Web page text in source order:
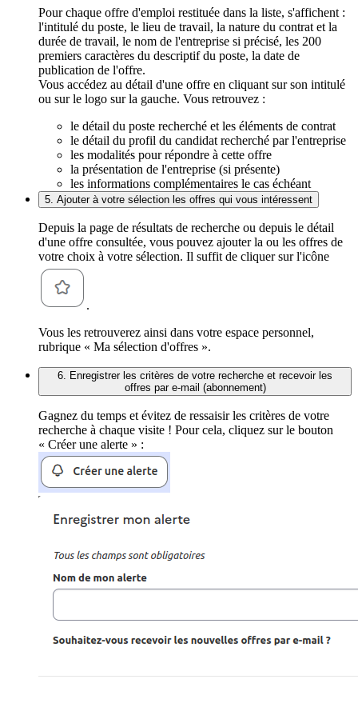
Pour chaque offre d'emploi restituée dans la liste, s'affichent :
l'intitulé du poste, le lieu de travail, la nature du contrat et la
durée de travail, le nom de l'entreprise si précisé, les 200
premiers caractères du descriptif du poste, la date de
publication de l'offre.
Vous accédez au détail d'une offre en cliquant sur son intitulé
ou sur le logo sur la gauche. Vous retrouvez :
le détail du poste recherché et les éléments de contrat
le détail du profil du candidat recherché par l'entreprise
les modalités pour répondre à cette offre
la présentation de l'entreprise (si présente)
les informations complémentaires le cas échéant
5. Ajouter à votre sélection les offres qui vous intéressent
Depuis la page de résultats de recherche ou depuis le détail
d'une offre consultée, vous pouvez ajouter la ou les offres de
votre choix à votre sélection. Il suffit de cliquer sur l'icône
.
Vous les retrouverez ainsi dans votre espace personnel,
rubrique « Ma sélection d'offres ».
6. Enregistrer les critères de votre recherche et recevoir les
offres par e-mail (abonnement)
Gagnez du temps et évitez de ressaisir les critères de votre
recherche à chaque visite ! Pour cela, cliquez sur le bouton
« Créer une alerte » :